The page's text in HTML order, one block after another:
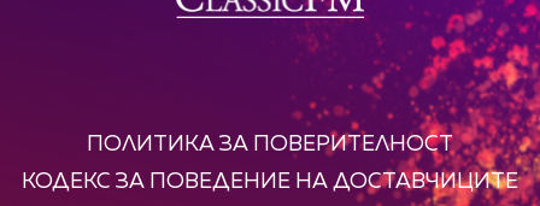
ПОЛИТИКА ЗА ПОВЕРИТЕЛНОСТ
КОДЕКС ЗА ПОВЕДЕНИЕ НА ДОСТАВЧИЦИТЕ